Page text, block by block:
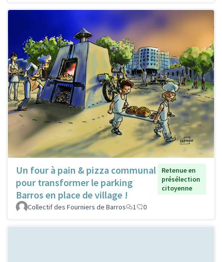
Un four à pain & pizza communal
pour transformer le parking
Barros en place de village !
Retenue en
présélection
citoyenne
Collectif des Fourniers de Barros 1 0